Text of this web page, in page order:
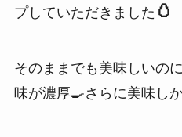
プしていただきました 🥚
そのままでも美味しいの
味が濃厚🍳さらに美味し